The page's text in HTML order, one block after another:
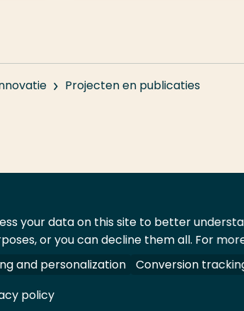
Projecten en publicaties
A-Z Index Contact
Alle rechten voorbehouden.
your data on this site to better
or you can decline them all. For
and personalization Conversion
policy